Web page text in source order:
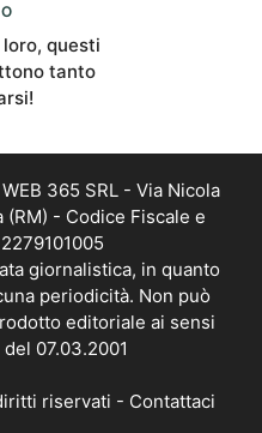
questi
tanto
365 SRL - Via Nicola
(RM) - Codice Fiscale e
giornalistica, in quanto
periodicità. Non può
editoriale ai sensi
07.03.2001
riservati - Contattaci